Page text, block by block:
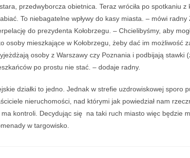
przedwyborcza obietnica. Teraz wróciła po spotkaniu
To niebagatelne wpływy do kasy miasta. – mówi radny
do prezydenta Kołobrzegu. – Chcielibyśmy, aby
osoby mieszkające w Kołobrzegu, żeby dać im możliwość
osoby z Warszawy czy Poznania i podbijają
po prostu nie stać. – dodaje radny.
działki to jedno. Jednak w strefie uzdrowiskowej sporo
nieruchomości, nad którymi jak powiedział nam
ma kontroli. Decydując się na taki ruch miasto więc będzie
w targowisko.